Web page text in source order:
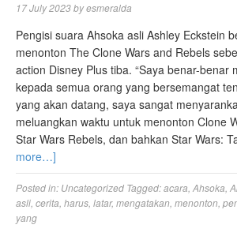
17 July 2023byesmeralda
Pengisi suara Ahsoka asli Ashley Eckstein
menonton The Clone Wars and Rebels
action Disney Plus tiba. “Saya benar-benar
kepada semua orang yang bersemangat
yang akan datang, saya sangat
meluangkan waktu untuk menonton Clone
Star Wars Rebels, dan bahkan Star Wars:
more…]
Posted in: Uncategorized Tagged:acara Ahsoka
asli cerita harus latar, mengatakan menonton
yang